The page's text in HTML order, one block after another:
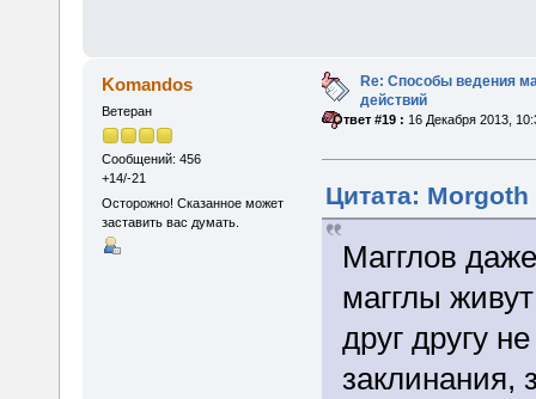
Komandos
Ветеран
Сообщений: 456
+14/-21
Осторожно! Сказанное может
заставить вас думать.
Re: Способы ведения
действий
«Ответ #19 : 16 Декабря 2013,
Цитата: Morgoth
Магглов
магглы
друг другу